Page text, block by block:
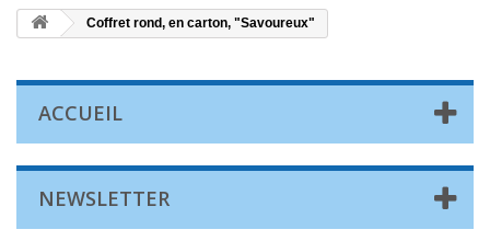
Coffret rond, en carton, "Savoureux"
ACCUEIL
NEWSLETTER